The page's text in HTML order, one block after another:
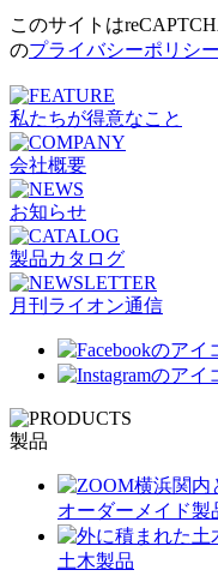
このサイトは
のプライバシーポリシー
こ
の
フ
ィ
ー
ル
ド
は
空
し
て
私たちが得意なこと
会社概要
お知らせ
製品カタログ
月刊ライオン通信
製品
オーダーメイド製
土木製品